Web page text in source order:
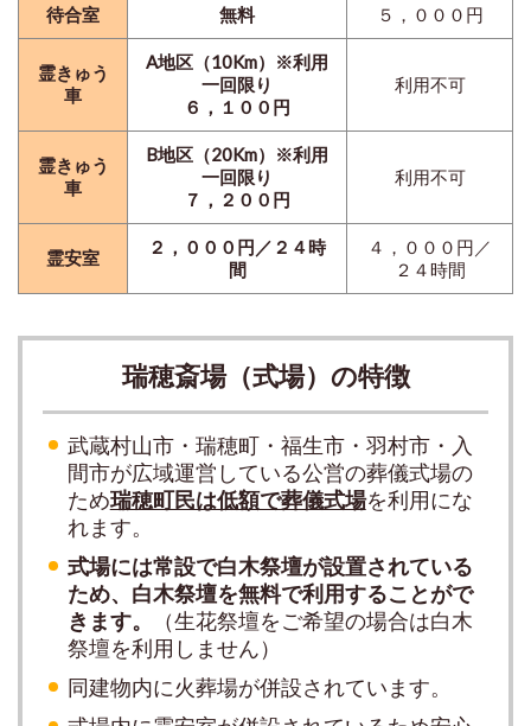
待合室 無料 ５，０００円
霊きゅう
車
A地区（10Km）※利用
一回限り
６，１００円
利用不可
霊きゅう
車
B地区（20Km）※利用
一回限り
７，２００円
利用不可
霊安室
２，０００円／２４時
間
４，０００円／
２４時間
瑞穂斎場（式場）の特徴
武蔵村山市・瑞穂町・福生市・羽村市・入
間市が広域運営している公営の葬儀式場の
ため瑞穂町民は低額で葬儀式場を利用にな
れます。
式場には常設で白木祭壇が設置されている
ため、白木祭壇を無料で利用することがで
きます。
（生花祭壇をご希望の場合は白木
祭壇を利用しません）
同建物内に火葬場が併設されています。